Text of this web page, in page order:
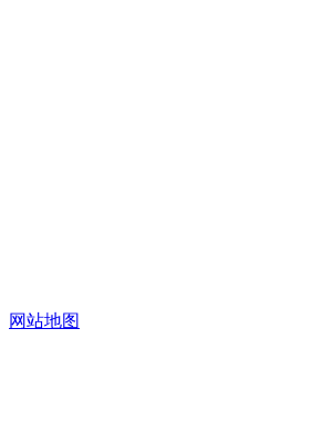
网站地图